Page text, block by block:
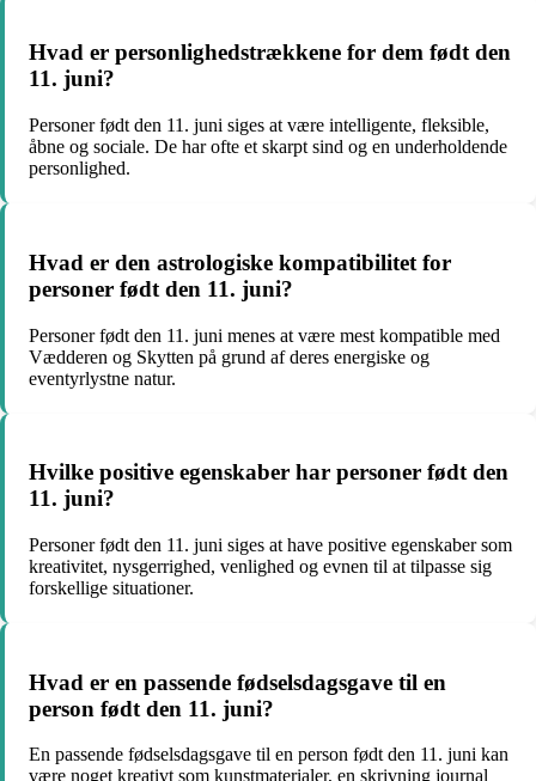
Hvad er personlighedstrækkene for dem født den
11. juni?
Personer født den 11. juni siges at være intelligente, fleksible,
åbne og sociale. De har ofte et skarpt sind og en underholdende
personlighed.
Hvad er den astrologiske kompatibilitet for
personer født den 11. juni?
Personer født den 11. juni menes at være mest kompatible med
Vædderen og Skytten på grund af deres energiske og
eventyrlystne natur.
Hvilke positive egenskaber har personer født den
11. juni?
Personer født den 11. juni siges at have positive egenskaber som
kreativitet, nysgerrighed, venlighed og evnen til at tilpasse sig
forskellige situationer.
Hvad er en passende fødselsdagsgave til en
person født den 11. juni?
En passende fødselsdagsgave til en person født den 11. juni kan
være noget kreativt som kunstmaterialer, en skrivning journal